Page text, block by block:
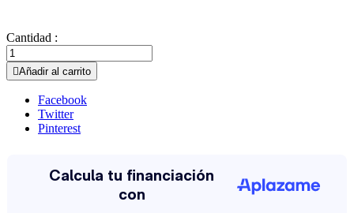
Cantidad :
Añadir al carrito
Facebook
Twitter
Pinterest